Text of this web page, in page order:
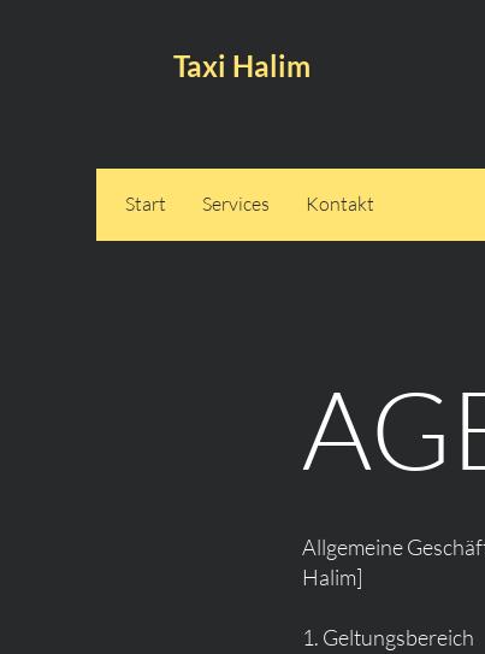
Taxi Halim
Start Services Kontakt
Allgemeine
Halim]
1. Geltungsbereich